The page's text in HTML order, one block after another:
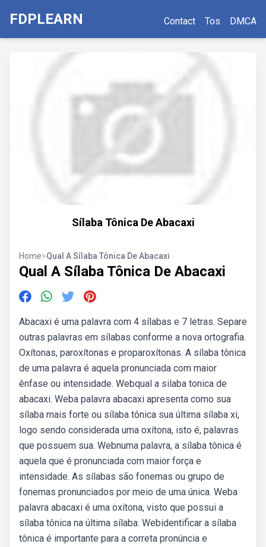
FDPLEARN Contact Tos DMCA
Sílaba Tônica De Abacaxi
Home>Qual A Sílaba Tônica De Abacaxi
Qual A Sílaba Tônica De Abacaxi
Abacaxi é uma palavra com 4 sílabas e 7 letras. Separe
outras palavras em sílabas conforme a nova ortografia.
Oxítonas, paroxítonas e proparoxítonas. A sílaba tônica
de uma palavra é aquela pronunciada com maior
ênfase ou intensidade. Webqual a silaba tonica de
abacaxi. Weba palavra abacaxi apresenta como sua
sílaba mais forte ou sílaba tônica sua última sílaba xi,
logo sendo considerada uma oxítona, isto é, palavras
que possuem sua. Webnuma palavra, a sílaba tônica é
aquela que é pronunciada com maior força e
intensidade. As sílabas são fonemas ou grupo de
fonemas pronunciados por meio de uma única. Weba
palavra abacaxi é uma oxítona, visto que possui a
sílaba tônica na última sílaba. Webidentificar a sílaba
tônica é importante para a correta pronúncia e